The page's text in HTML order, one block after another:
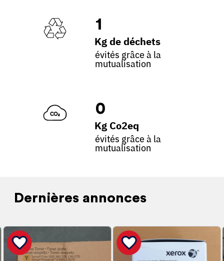
1
Kg de déchets
évités grâce à la
mutualisation
0
Kg Co2eq
évités grâce à la
mutualisation
Dernières annonces